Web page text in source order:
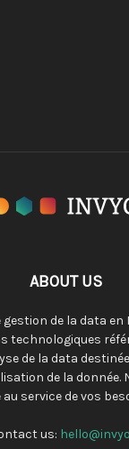
ABOUT US
de la data en
technologiques
de la data
de la donnée.
service de vos
us: